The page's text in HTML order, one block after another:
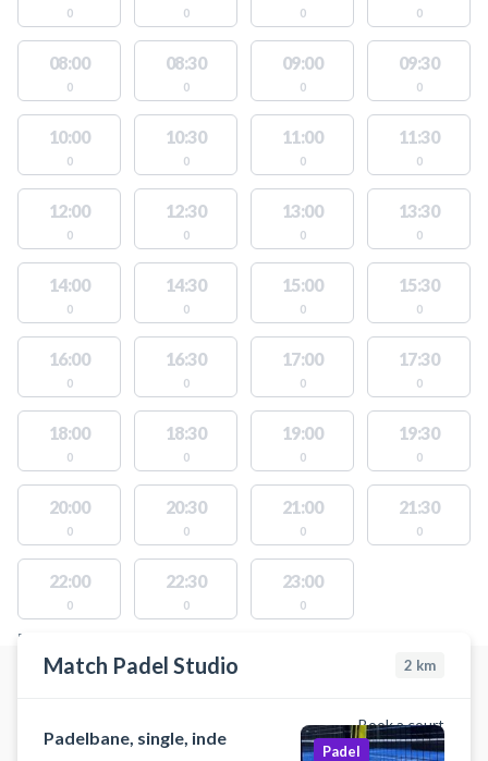
0 0 0 0
08:00
0
08:30
0
09:00
0
09:30
0
10:00
0
10:30
0
11:00
0
11:30
0
12:00
0
12:30
0
13:00
0
13:30
0
14:00
0
14:30
0
15:00
0
15:30
0
16:00
0
16:30
0
17:00
0
17:30
0
18:00
0
18:30
0
19:00
0
19:30
0
20:00
0
20:30
0
21:00
0
21:30
0
22:00
0
22:30
0
23:00
0
FACILITIES WITH AVAILABLE ACTIVITIES
Match Padel Studio 2 km
Book a court
Padelbane, single, inde
Padel